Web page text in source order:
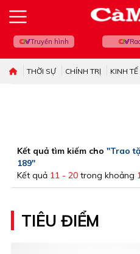
Truyền hình
THỜI SỰ CHÍNH TRỊ KINH TẾ
Kết quả tìm kiếm cho "Trao
189"
Kết quả 11 - 20 trong khoảng
TIÊU ĐIỂM